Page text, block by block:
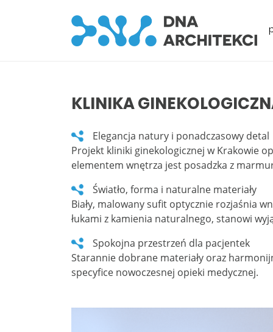
KLINIKA
Elegancja natury i ponadczasowy detal
Projekt kliniki ginekologicznej w Krakowie
elementem wnętrza jest posadzka z
Światło, forma i naturalne materiały
Biały, malowany sufit optycznie rozjaśnia
łukami z kamienia naturalnego, stanowi
Spokojna przestrzeń dla pacjentek
Starannie dobrane materiały oraz
specyfice nowoczesnej opieki medycznej.